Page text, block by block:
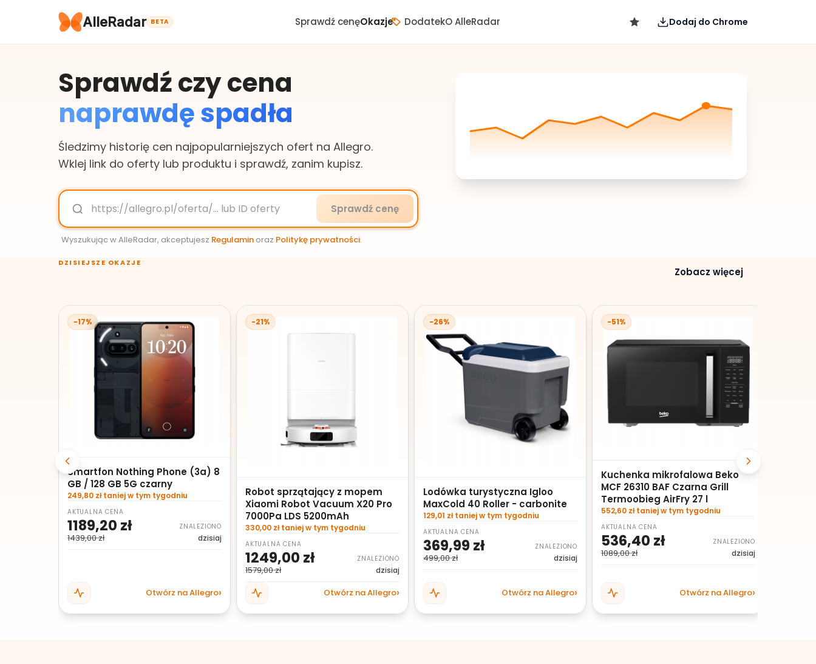
AlleRadar BETA Sprawdź cenęOkazje DodatekO AlleRadar Dodaj do Chrome
Sprawdź czy cena
naprawdę spadła
Śledzimy historię cen najpopularniejszych ofert na Allegro.
Wklej link do oferty lub produktu i sprawdź, zanim kupisz.
Sprawdź cenę
Wyszukując w AlleRadar, akceptujesz Regulamin oraz Politykę prywatności.
DZISIEJSZE OKAZJE
Zobacz więcej
-17%
Smartfon Nothing Phone (3a) 8
GB / 128 GB 5G czarny
249,80 zł taniej w tym tygodniu
AKTUALNA CENA
1189,20 zł
1439,00 zł
ZNALEZIONO
dzisiaj
Otwórz na Allegro
-21%
Robot sprzątający z mopem
Xiaomi Robot Vacuum X20 Pro
7000Pa LDS 5200mAh
330,00 zł taniej w tym tygodniu
AKTUALNA CENA
1249,00 zł
1579,00 zł
ZNALEZIONO
dzisiaj
Otwórz na Allegro
-26%
Lodówka turystyczna Igloo
MaxCold 40 Roller - carbonite
129,01 zł taniej w tym tygodniu
AKTUALNA CENA
369,99 zł
499,00 zł
ZNALEZIONO
dzisiaj
Otwórz na Allegro
-51%
Kuchenka mikrofalowa Beko
MCF 26310 BAF Czarna Grill
Termoobieg AirFry 27 l
552,60 zł taniej w tym tygodniu
AKTUALNA CENA
536,40 zł
1089,00 zł
ZNALEZIONO
dzisiaj
Otwórz na Allegro